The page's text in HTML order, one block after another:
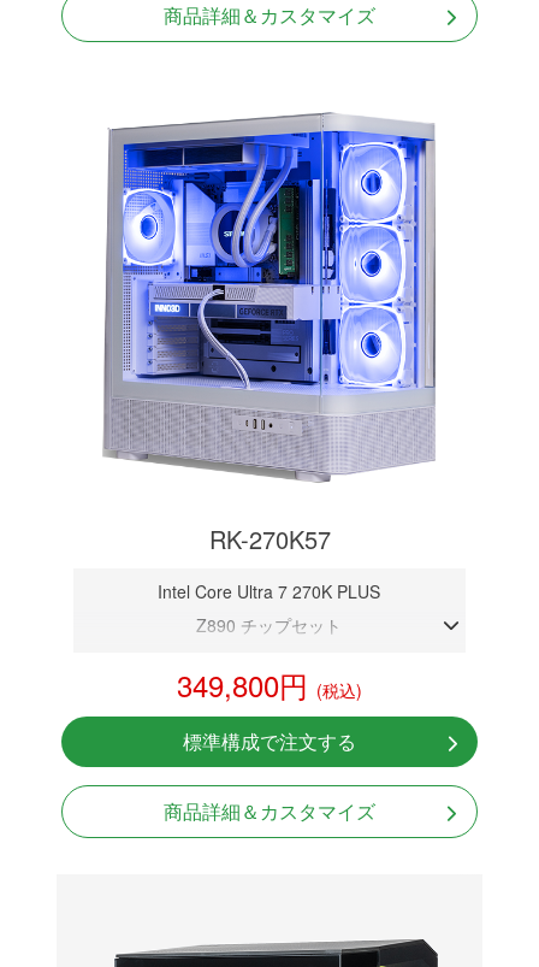
商品詳細＆カスタマイズ
RK-270K57
Intel Core Ultra 7 270K PLUS
Z890 チップセット
RTX 5070 12GB
NVMeSSD 1TB
無線LAN Bluetooth対応
850W GOLD 電源
349,800円 (税込)
標準構成で注文する
商品詳細＆カスタマイズ